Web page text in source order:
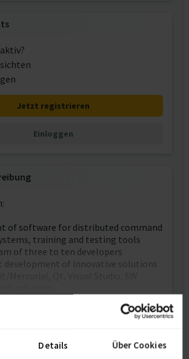
Details Über Cookies
Jetzt registrieren
Einloggen
of software for distributed command
training and testing tools
of three to ten developers
development of innovative solutions